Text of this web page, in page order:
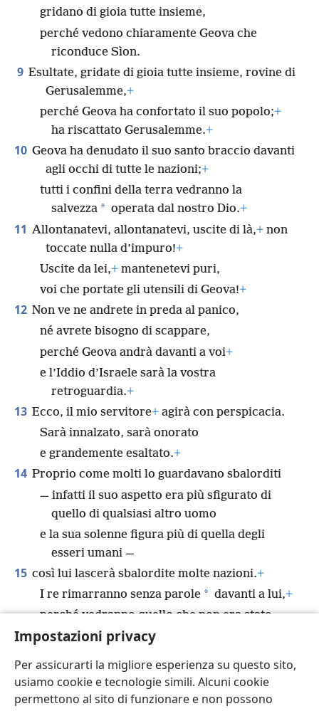
Impostazioni privacy
Per assicurarti la migliore esperienza su questo sito,
usiamo cookie e tecnologie simili. Alcuni cookie
permettono al sito di funzionare e non possono
gridano di gioia tutte insieme,
perché vedono chiaramente Geova che
riconduce Sìon.
9 Esultate, gridate di gioia tutte insieme, rovine di
Gerusalemme,+
perché Geova ha confortato il suo popolo;+
ha riscattato Gerusalemme.+
10 Geova ha denudato il suo santo braccio davanti
agli occhi di tutte le nazioni;+
tutti i confini della terra vedranno la
salvezza * operata dal nostro Dio.+
11 Allontanatevi, allontanatevi, uscite di là,+ non
toccate nulla d’impuro!+
Uscite da lei,+ mantenetevi puri,
voi che portate gli utensili di Geova!+
12 Non ve ne andrete in preda al panico,
né avrete bisogno di scappare,
perché Geova andrà davanti a voi+
e l’Iddio d’Israele sarà la vostra
retroguardia.+
13 Ecco, il mio servitore+ agirà con perspicacia.
Sarà innalzato, sarà onorato
e grandemente esaltato.+
14 Proprio come molti lo guardavano sbalorditi
— infatti il suo aspetto era più sfigurato di
quello di qualsiasi altro uomo
e la sua solenne figura più di quella degli
esseri umani —
15 così lui lascerà sbalordite molte nazioni.+
I re rimarranno senza parole * davanti a lui,+
perché vedranno quello che non era stato
raccontato loro
sentito. +